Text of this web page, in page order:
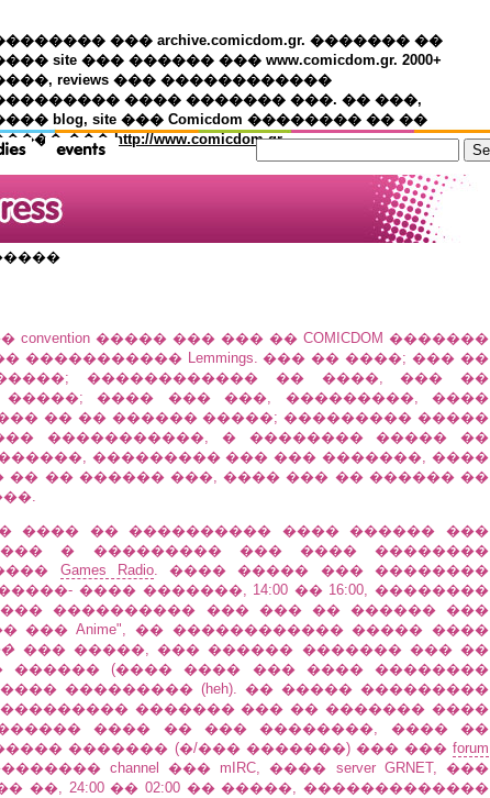
��� archive.comicdom.gr. ������� ��
site ��� ������ ��� www.comicdom.gr. 2000+
reviews ��� ������������
���� ������� ���. �� ���,
blog, site ��� Comicdom �������� �� ��
��� http://www.comicdom.gr
����� ��� ��� �� COMICDOM �������
����������� Lemmings. ��� �� ����; ��� ��
������������ �� ����, ��� ��
���� ��� ���, ���������, ����
�� �� ������ �����; ��������� �����
�����������, � �������� ����� ��
��������� ��� ��� �������, ����
�� �� ������ ���, ���� ��� �� ������ ��
���� �� ���������� ���� ������ ���
� ��������� ��� ���� ��������
Games Radio. ���� ����� ��� ��������
���� �������, 14:00 �� 16:00, ��������
���������� ��� ��� �� ������ ���
��� Anime", �� ������������ ����� ����
��� �����, ��� ������ ������� ��� ��
������ (���� ���� ��� ���� ��������
��������� (heh). �� ����� ���������
������� ��� �� ������� ����
���� �� ��� ��������, ���� ��
������� (�/��� �������) ��� ��� forum
channel ��� mIRC, ���� server GRNET, ���
��, 24:00 �� 02:00 �� �����, �������������